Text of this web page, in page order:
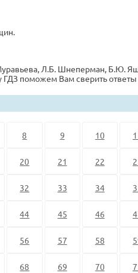
Л.Б. Шнеперман, Б.Ю.
ГДЗ поможем Вам сверить
8 9 10
20 21 22
32 33 34
44 45 46
56 57 58
68 69 70